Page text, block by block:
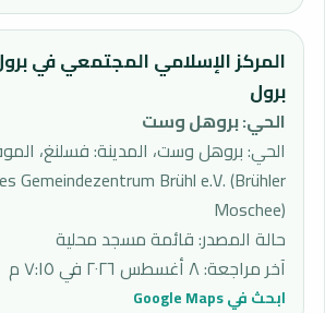
المركز الإسلامي المجتمعي في
برول
الحي:بروهل وست
الحي: بروهل وست، المدينة: فسلنغ،
Gemeindezentrum Brühl e.V. (Brühler
Moschee)
حالة المصدر:قائمة مسجد محلية
آخر مراجعة:٨ أغسطس ٢٠٢٦ في ٧:١٥ م
ابحث في Google Maps